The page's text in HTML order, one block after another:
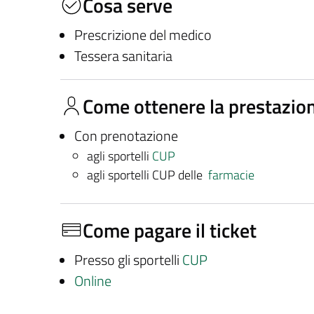
Prescrizione del medico
Tessera sanitaria
Come ottenere la
Con prenotazione
agli sportelli CUP
agli sportelli CUP delle farmacie
Come pagare il ticket
Presso gli sportelli CUP
Online